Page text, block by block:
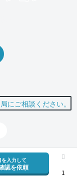
を入力して
認を依頼
1